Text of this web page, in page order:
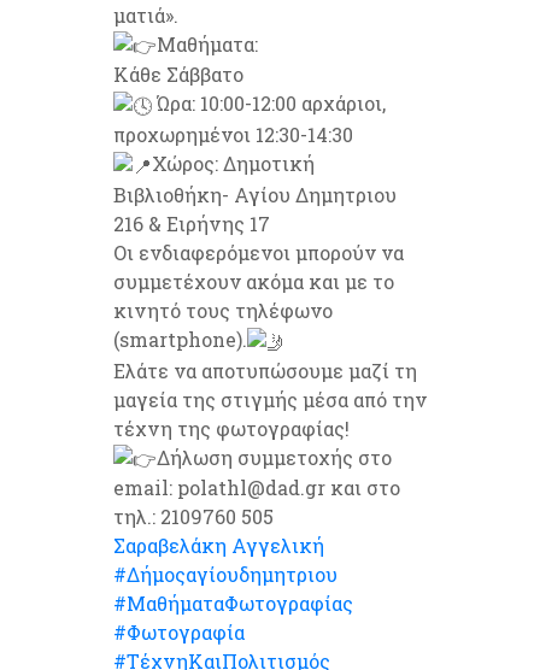
ματιά».
Μαθήματα:
Κάθε Σάββατο
Ώρα: 10:00-12:00 αρχάριοι,
προχωρημένοι 12:30-14:30
Χώρος: Δημοτική
Βιβλιοθήκη- Αγίου Δημητριου
216 & Ειρήνης 17
Οι ενδιαφερόμενοι μπορούν να
συμμετέχουν ακόμα και με το
κινητό τους τηλέφωνο
(smartphone).
Ελάτε να αποτυπώσουμε μαζί τη
μαγεία της στιγμής μέσα από την
τέχνη της φωτογραφίας!
Δήλωση συμμετοχής στο
email: polathl@dad.gr και στο
τηλ.: 2109760 505
Σαραβελάκη Αγγελική
#Δήμοςαγίουδημητριου
#ΜαθήματαΦωτογραφίας
#Φωτογραφία
#ΤέχνηΚαιΠολιτισμός